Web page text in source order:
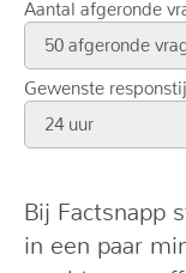
Aantal afgeronde
50 afgeronde
Gewenste
24 uur
Bij Factsnapp
in een paar